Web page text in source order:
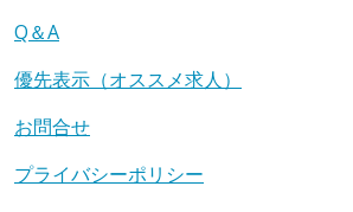
Q＆A
優先表示（オススメ求人）
お問合せ
プライバシーポリシー